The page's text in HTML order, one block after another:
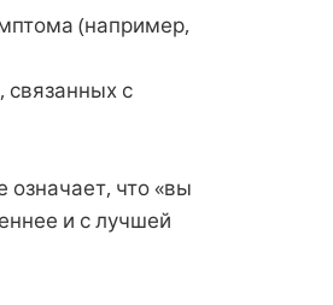
(например,
с
что «вы
и с лучшей